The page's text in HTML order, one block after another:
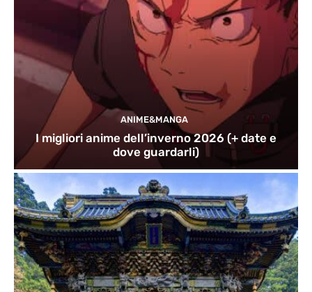
ANIME&MANGA
I migliori anime dell’inverno 2026 (+ date e
dove guardarli)